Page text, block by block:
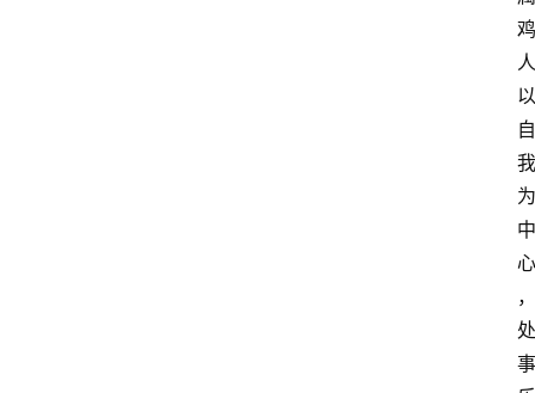
鸡
人
以
自
我
为
中
心
，
处
事